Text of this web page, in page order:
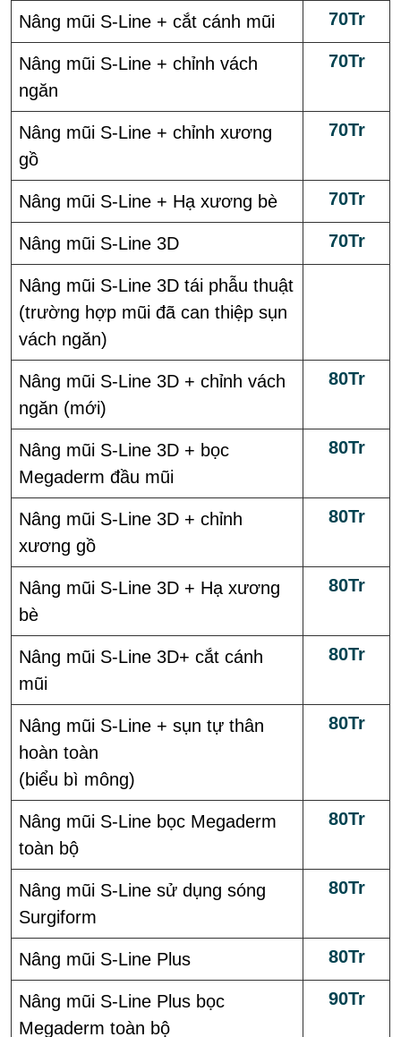
Nâng mũi S-Line + cắt cánh mũi 70Tr
Nâng mũi S-Line + chỉnh vách
ngăn
70Tr
Nâng mũi S-Line + chỉnh xương
gồ
70Tr
Nâng mũi S-Line + Hạ xương bè 70Tr
Nâng mũi S-Line 3D 70Tr
Nâng mũi S-Line 3D tái phẫu thuật
(trường hợp mũi đã can thiệp sụn
vách ngăn)
Nâng mũi S-Line 3D + chỉnh vách
ngăn (mới)
80Tr
Nâng mũi S-Line 3D + bọc
Megaderm đầu mũi
80Tr
Nâng mũi S-Line 3D + chỉnh
xương gồ
80Tr
Nâng mũi S-Line 3D + Hạ xương
bè
80Tr
Nâng mũi S-Line 3D+ cắt cánh
mũi
80Tr
Nâng mũi S-Line + sụn tự thân
hoàn toàn
(biểu bì mông)
80Tr
Nâng mũi S-Line bọc Megaderm
toàn bộ
80Tr
Nâng mũi S-Line sử dụng sóng
Surgiform
80Tr
Nâng mũi S-Line Plus 80Tr
Nâng mũi S-Line Plus bọc
Megaderm toàn bộ
90Tr